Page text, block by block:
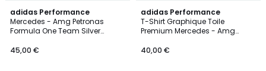
adidas Performance
Mercedes - Amg Petronas
Formula One Team Silver
- Amg Petronas Formula One
45,00 €
adidas Performance
T-Shirt Graphique Toile
Premium Mercedes - Amg
Shirt Graphique Toile Premium
40,00 €